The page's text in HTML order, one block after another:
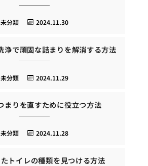
2024.11.30
未分類
浄で頑固な詰まりを解消する方法
2024.11.29
未分類
まりを直すために役立つ方法
2024.11.28
未分類
トイレの種類を見つける方法